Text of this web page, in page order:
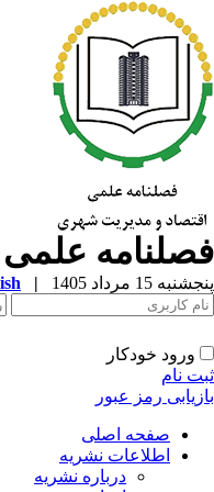
فصلنامه
پنجشنبه 15 مرداد 1405 |
ورود خودکار
ثبت نام
بازیابی رمز عبور
صفحه اصلی
اطلاعات نشریه
درباره نشریه